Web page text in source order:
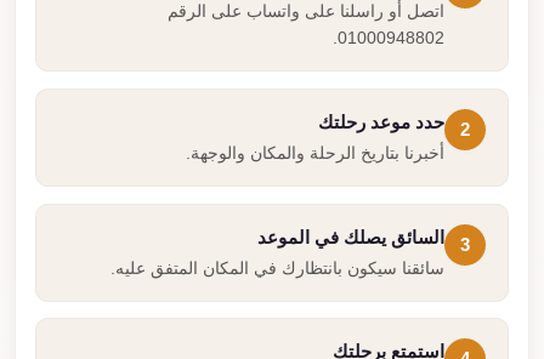
اتصل أو راسلنا على واتساب على الرقم
01000948802.
2
حدد موعد رحلتك
أخبرنا بتاريخ الرحلة والمكان والوجهة.
3
السائق يصلك في الموعد
سائقنا سيكون بانتظارك في المكان المتفق عليه.
استمتع برحلتك